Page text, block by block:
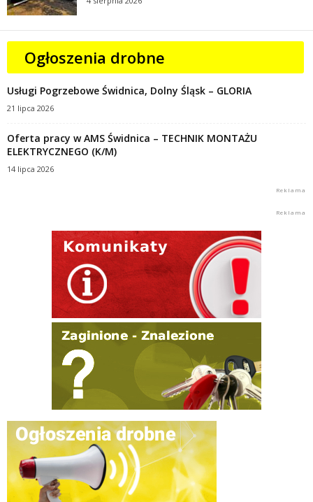
Ogłoszenia drobne
Usługi Pogrzebowe Świdnica, Dolny Śląsk – GLORIA
21 lipca 2026
Oferta pracy w AMS Świdnica – TECHNIK MONTAŻU
ELEKTRYCZNEGO (K/M)
14 lipca 2026